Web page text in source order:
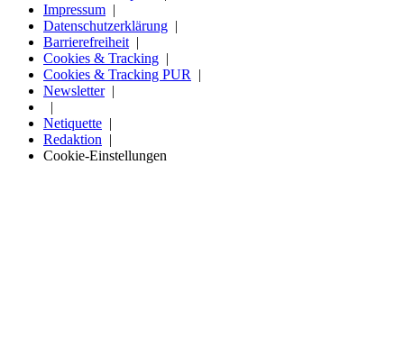
Impressum
Datenschutzerklärung
Barrierefreiheit
Cookies & Tracking
Cookies & Tracking PUR
Newsletter
Netiquette
Redaktion
Cookie-Einstellungen